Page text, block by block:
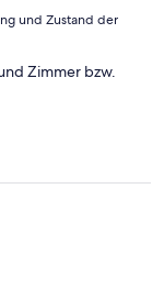
und Zustand der
Zimmer bzw.